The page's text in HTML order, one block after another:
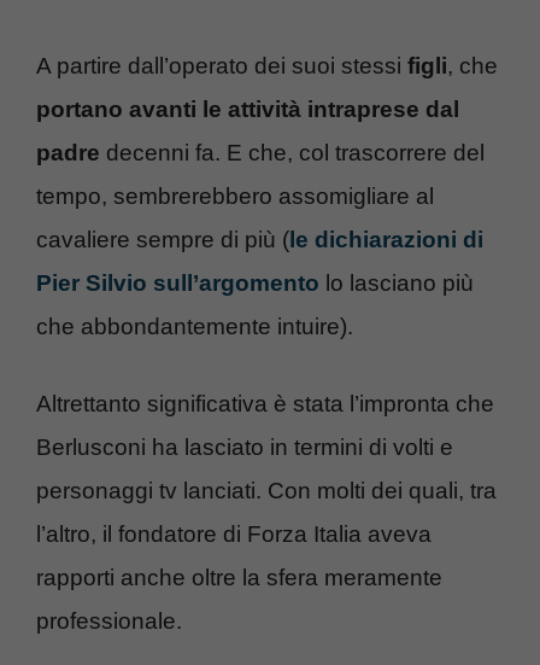
A partire dall’operato dei suoi stessi figli, che
portano avanti le attività intraprese dal
padre decenni fa. E che, col trascorrere del
tempo, sembrerebbero assomigliare al
cavaliere sempre di più (le dichiarazioni di
Pier Silvio sull’argomento lo lasciano più
che abbondantemente intuire).
Altrettanto significativa è stata l’impronta che
Berlusconi ha lasciato in termini di volti e
personaggi tv lanciati. Con molti dei quali, tra
l’altro, il fondatore di Forza Italia aveva
rapporti anche oltre la sfera meramente
professionale.